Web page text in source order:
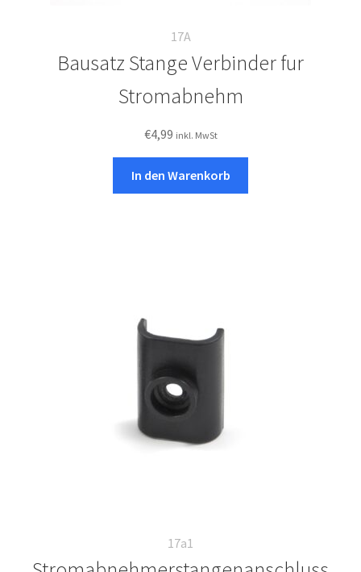
17A
Bausatz Stange Verbinder fur
Stromabnehm
€4,99 inkl. MwSt
In den Warenkorb
17a1